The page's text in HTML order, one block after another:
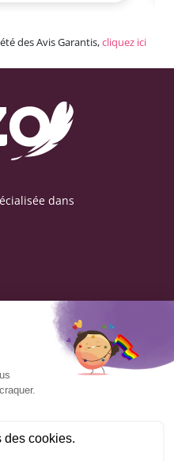
des Avis Garantis,cliquez ici
dans